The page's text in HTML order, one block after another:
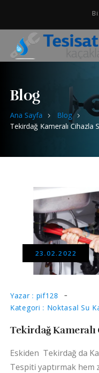
Blog
Ana Sayfa
Blog
Tekirdağ Kameralı Cihazla
23.02.2022
Yazar : pif128
Kategori : Noktasal Su
Tekirdağ Kameralı
Eskiden Tekirdağ da
Tespiti yaptırmak hem